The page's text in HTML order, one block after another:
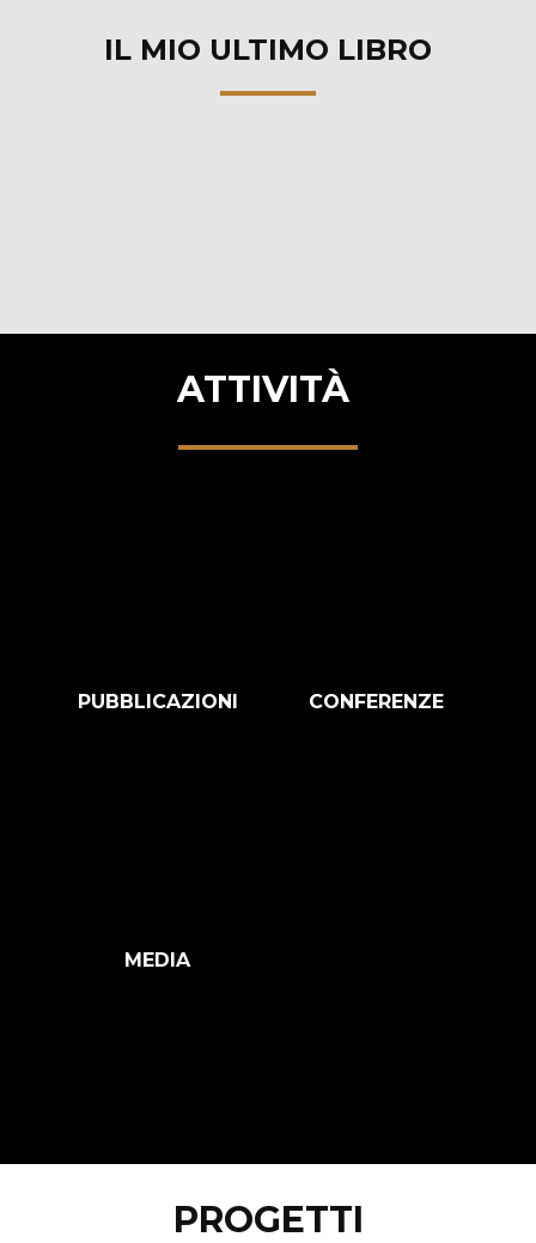
IL MIO ULTIMO LIBRO
ATTIVITÀ
PUBBLICAZIONI CONFERENZE
MEDIA
PROGETTI